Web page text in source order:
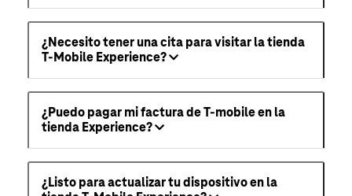
¿Necesito tener una cita para visitar la tienda
T-Mobile Experience?
¿Puedo pagar mi factura de T-mobile en la
tienda Experience?
¿Listo para actualizar tu dispositivo en la